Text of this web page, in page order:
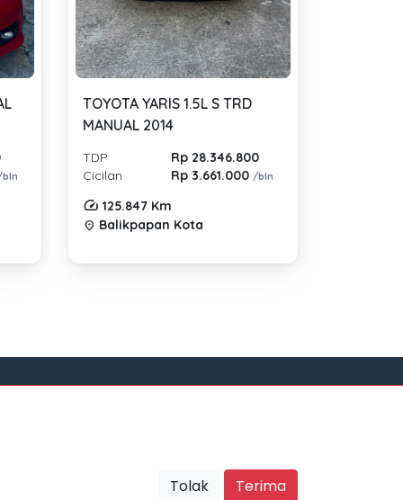
TOYOTA YARIS 1.5L S TRD
MANUAL 2014
TDP
Rp 28.346.800
Cicilan
Rp 3.661.000/bln
125.847 Km
location_on Balikpapan Kota
Tolak Terima